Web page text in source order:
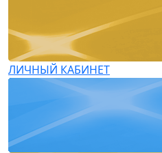
ЛИЧНЫЙ КАБИНЕТ